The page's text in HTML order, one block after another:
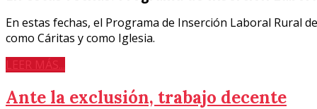
En estas fechas, el Programa de Inserción Laboral Rural
como Cáritas y como Iglesia.
LEER MÁS...
Ante la exclusión, trabajo decente